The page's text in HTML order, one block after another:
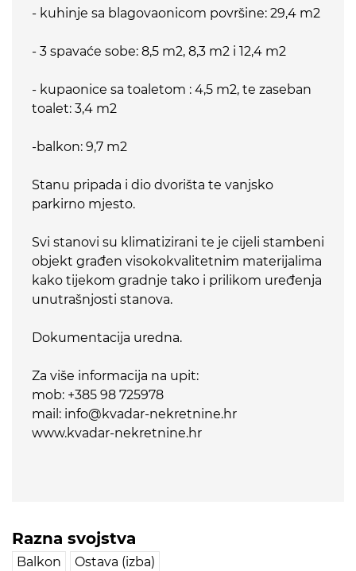
- kuhinje sa blagovaonicom površine: 29,4 m2
- 3 spavaće sobe: 8,5 m2, 8,3 m2 i 12,4 m2
- kupaonice sa toaletom : 4,5 m2, te zaseban
toalet: 3,4 m2
-balkon: 9,7 m2
Stanu pripada i dio dvorišta te vanjsko
parkirno mjesto.
Svi stanovi su klimatizirani te je cijeli stambeni
objekt građen visokokvalitetnim materijalima
kako tijekom gradnje tako i prilikom uređenja
unutrašnjosti stanova.
Dokumentacija uredna.
Za više informacija na upit:
mob: +385 98 725978
mail: info@kvadar-nekretnine.hr
www.kvadar-nekretnine.hr
Razna svojstva
Balkon Ostava (izba)